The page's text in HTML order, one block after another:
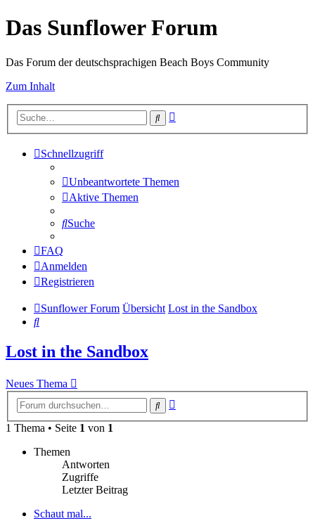
Das Sunflower Forum
Das Forum der deutschsprachigen Beach Boys Community
Zum Inhalt
Suche
Schnellzugriff
Unbeantwortete Themen
Aktive Themen
Suche
FAQ
Anmelden
Registrieren
Sunflower Forum Übersicht Lost in the Sandbox
Suche
Lost in the Sandbox
Neues Thema
Suche
1 Thema • Seite 1 von 1
Themen
Antworten
Zugriffe
Letzter Beitrag
Schaut mal...